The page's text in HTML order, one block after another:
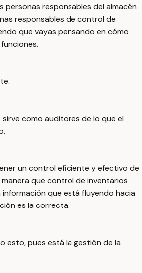
personas responsables del almacén
responsables de control de
que vayas pensando en cómo
como auditores de lo que el
un control eficiente y efectivo de
que control de inventarios
que está fluyendo hacia
es la correcta.
esto, pues está la gestión de la